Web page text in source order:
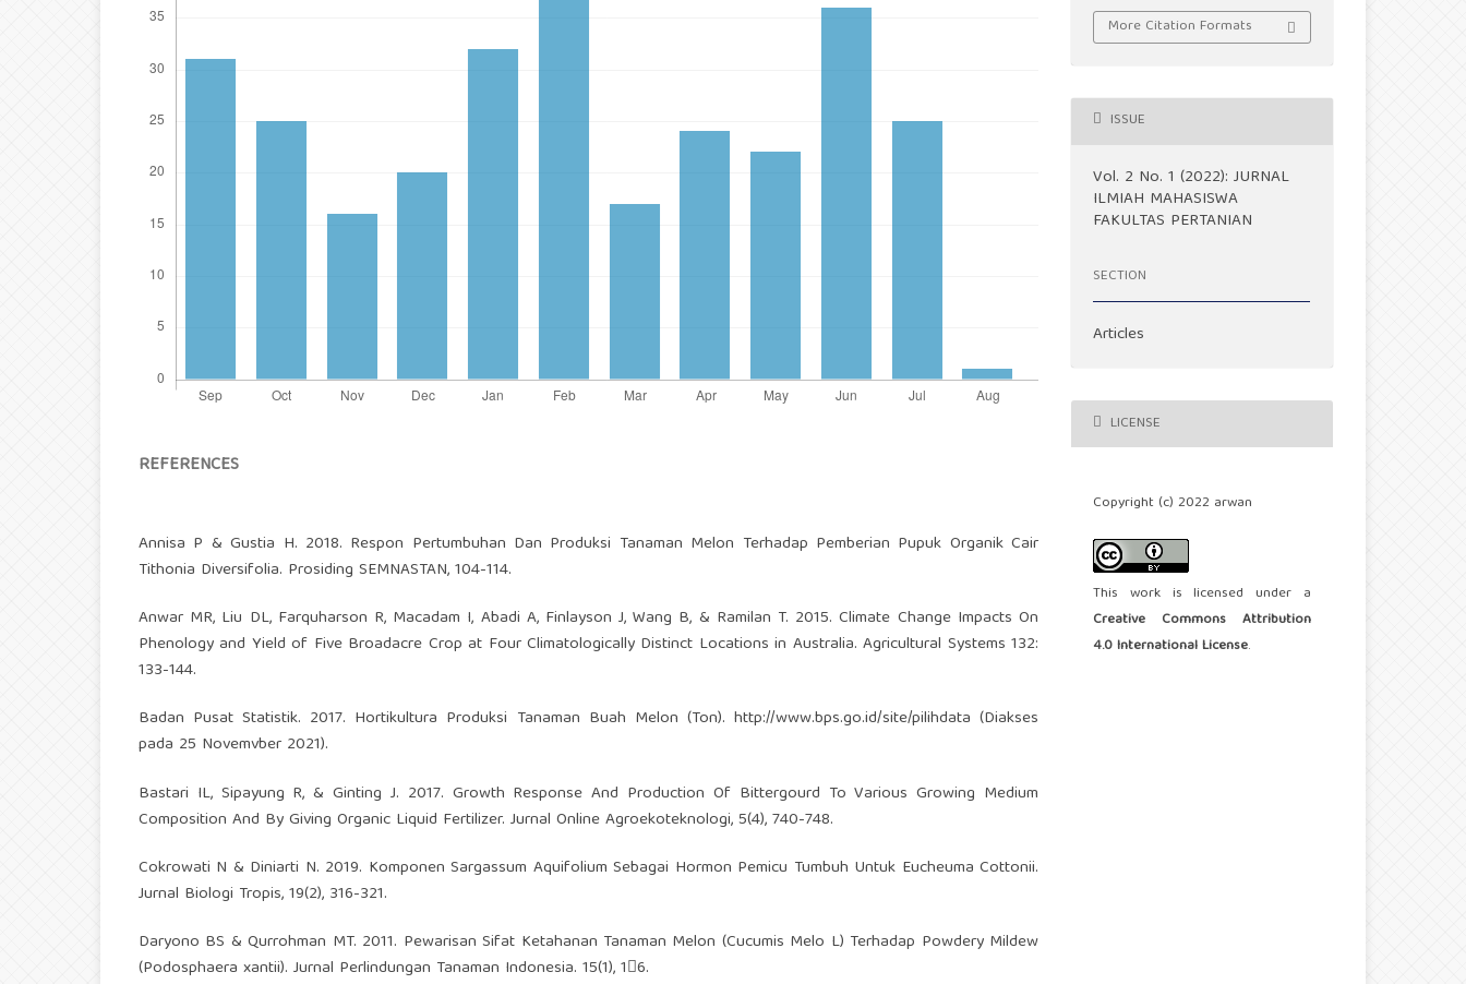
REFERENCES
Annisa P & Gustia H. 2018. Respon Pertumbuhan Dan Produksi Tanaman Melon Terhadap Pemberian Pupuk Organik Cair
Tithonia Diversifolia. Prosiding SEMNASTAN, 104-114.
Anwar MR, Liu DL, Farquharson R, Macadam I, Abadi A, Finlayson J, Wang B, & Ramilan T. 2015. Climate Change Impacts On
Phenology and Yield of Five Broadacre Crop at Four Climatologically Distinct Locations in Australia. Agricultural Systems 132:
133-144.
Badan Pusat Statistik. 2017. Hortikultura Produksi Tanaman Buah Melon (Ton). http://www.bps.go.id/site/pilihdata (Diakses
pada 25 Novemvber 2021).
Bastari IL, Sipayung R, & Ginting J. 2017. Growth Response And Production Of Bittergourd To Various Growing Medium
Composition And By Giving Organic Liquid Fertilizer. Jurnal Online Agroekoteknologi, 5(4), 740-748.
Cokrowati N & Diniarti N. 2019. Komponen Sargassum Aquifolium Sebagai Hormon Pemicu Tumbuh Untuk Eucheuma Cottonii.
Jurnal Biologi Tropis, 19(2), 316-321.
Daryono BS & Qurrohman MT. 2011. Pewarisan Sifat Ketahanan Tanaman Melon (Cucumis Melo L) Terhadap Powdery Mildew
(Podosphaera xantii). Jurnal Perlindungan Tanaman Indonesia. 15(1), 16.
More Citation Formats
ISSUE
Vol. 2 No. 1 (2022): JURNAL
ILMIAH MAHASISWA
FAKULTAS PERTANIAN
SECTION
Articles
LICENSE
Copyright (c) 2022 arwan
This work is licensed under a
Creative Commons Attribution
4.0 International License.